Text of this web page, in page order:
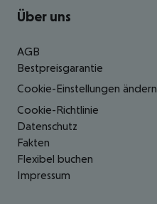
Footer navigation
Über uns
AGB
Bestpreisgarantie
Cookie-Einstellungen ändern
Cookie-Richtlinie
Datenschutz
Fakten
Flexibel buchen
Impressum